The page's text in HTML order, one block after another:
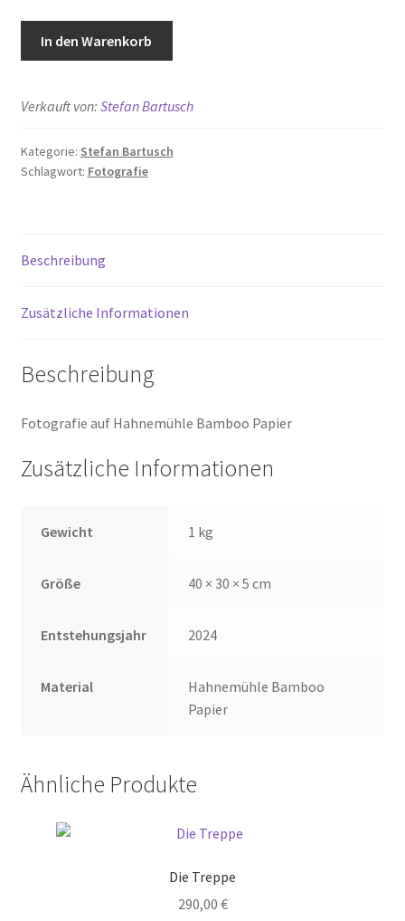
In den Warenkorb
Verkauft von: Stefan Bartusch
Kategorie: Stefan Bartusch
Schlagwort: Fotografie
Beschreibung
Zusätzliche Informationen
Beschreibung
Fotografie auf Hahnemühle Bamboo Papier
Zusätzliche Informationen
Gewicht 1 kg
Größe 40 × 30 × 5 cm
Entstehungsjahr 2024
Material
Hahnemühle Bamboo
Papier
Ähnliche Produkte
Die Treppe
290,00 €